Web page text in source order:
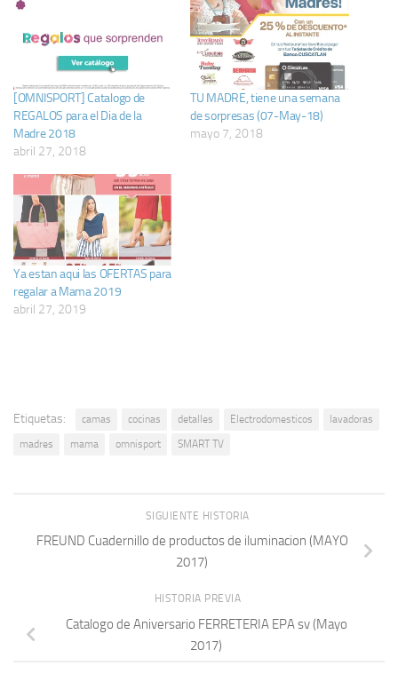
[OMNISPORT] Catalogo de
REGALOS para el Dia de la
Madre 2018
abril 27, 2018
TU MADRE, tiene una semana
de sorpresas (07-May-18)
mayo 7, 2018
Ya estan aqui las OFERTAS para
regalar a Mama 2019
abril 27, 2019
Etiquetas: camas cocinas detalles Electrodomesticos
lavadoras
madres
mama omnisport SMART TV
SIGUIENTE HISTORIA
FREUND Cuadernillo de productos de iluminacion (MAYO
2017)
HISTORIA PREVIA
Catalogo de Aniversario FERRETERIA EPA sv (Mayo
2017)